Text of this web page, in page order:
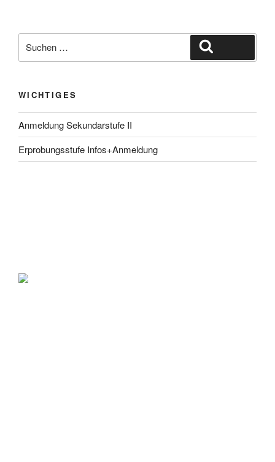
nach:
WICHTIGES
Anmeldung Sekundarstufe II
Erprobungsstufe Infos+Anmeldung